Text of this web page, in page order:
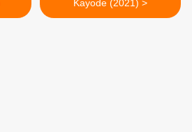
Kayode (2021) >